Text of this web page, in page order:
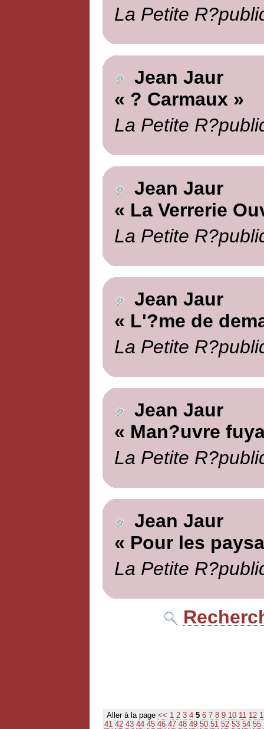
La Petite
Jean Jaur
« ? Carmaux »
La Petite
Jean Jaur
« La Verrerie
La Petite
Jean Jaur
« L'?me de
La Petite
Jean Jaur
« Man?uvre
La Petite
Jean Jaur
« Pour les
La Petite
Aller à la page << 1 2 3 4 5 6 7 8 9 10 11 12
41 42 43 44 45 46 47 48 49 50 51 52 53 54 55